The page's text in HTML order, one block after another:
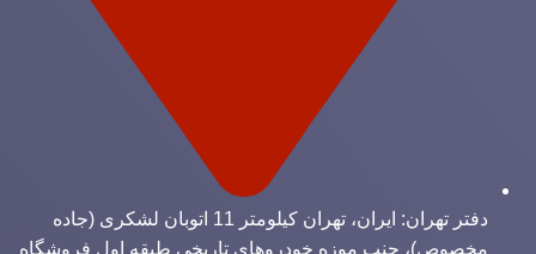
دفتر تهران: ایران، تهران کیلومتر 11 اتوبان لشکری (جاده
مخصوص)، جنب موزه خودروهای تاریخی طبقه اول فروشگاه